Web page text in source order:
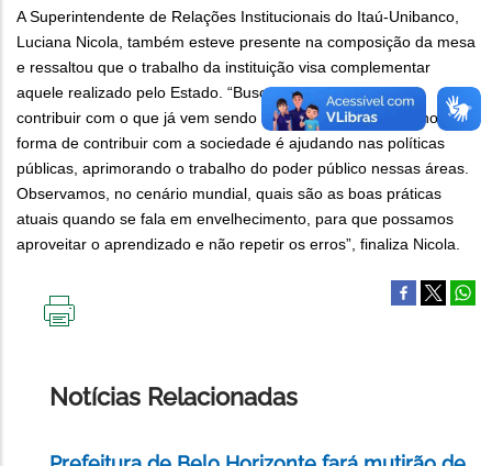
A Superintendente de Relações Institucionais do Itaú-Unibanco,
Luciana Nicola, também esteve presente na composição da mesa
e ressaltou que o trabalho da instituição visa complementar
aquele realizado pelo Estado. “Buscamos constantemente
contribuir com o que já vem sendo feito. Acreditamos que nossa
forma de contribuir com a sociedade é ajudando nas políticas
públicas, aprimorando o trabalho do poder público nessas áreas.
Observamos, no cenário mundial, quais são as boas práticas
atuais quando se fala em envelhecimento, para que possamos
aproveitar o aprendizado e não repetir os erros”, finaliza Nicola.
Notícias Relacionadas